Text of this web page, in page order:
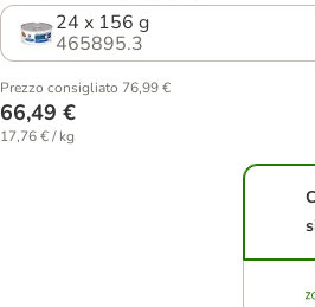
24 x 156 g
465895.3
Prezzo consigliato 76,99 €
66,49 €
17,76 € / kg